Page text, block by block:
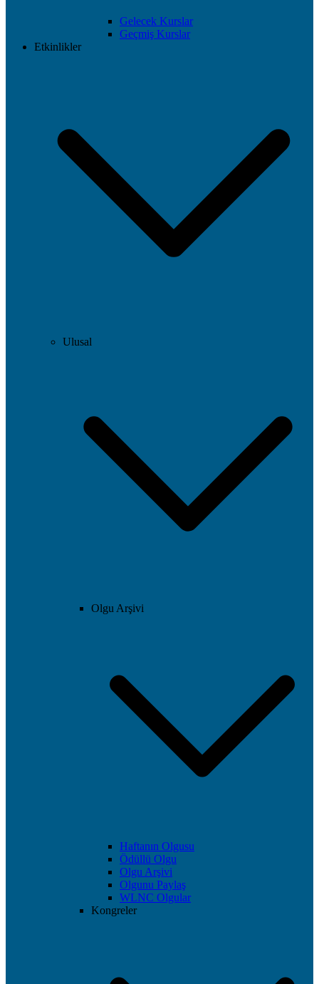
Gelecek Kurslar
Geçmiş Kurslar
Etkinlikler
Ulusal
Olgu Arşivi
Haftanın Olgusu
Ödüllü Olgu
Olgu Arşivi
Olgunu Paylaş
WLNC Olgular
Kongreler